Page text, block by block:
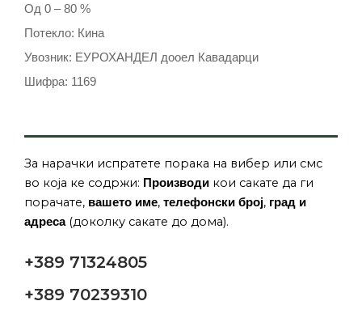
Од 0 – 80 %
Потекло: Кина
Увозник: ЕУРОХАНДЕЛ дооел Кавадарци
Шифра: 1169
За нарачки испратете порака на вибер или смс
во која ке содржи: Производи кои сакате да ги
порачате, вашето име, телефонски број, град и
адреса(доколку сакате до дома).
+389 71324805
+389 70239310